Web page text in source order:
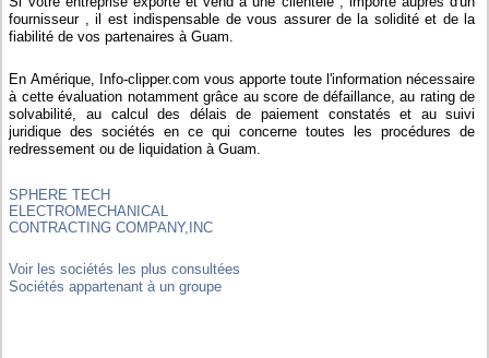
fournisseur , il est indispensable de vous assurer de la solidité et de la
fiabilité de vos partenaires à Guam.
En Amérique, Info-clipper.com vous apporte toute l'information nécessaire
à cette évaluation notamment grâce au score de défaillance, au rating de
solvabilité, au calcul des délais de paiement constatés et au suivi
juridique des sociétés en ce qui concerne toutes les procédures de
redressement ou de liquidation à Guam.
SPHERE TECH
ELECTROMECHANICAL
CONTRACTING COMPANY,INC
Voir les sociétés les plus consultées
Sociétés appartenant à un groupe